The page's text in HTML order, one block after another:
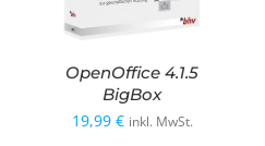
OpenOffice 4.1.5
BigBox
19,99 € inkl. MwSt.